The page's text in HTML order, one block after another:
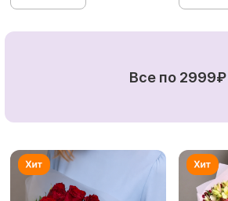
Все по 2999₽